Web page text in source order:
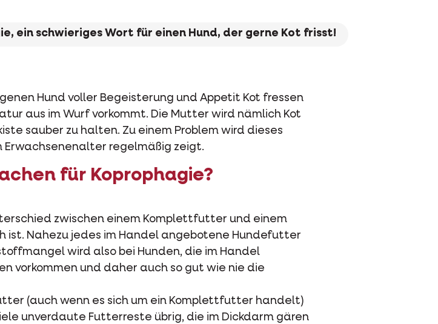
ein schwieriges Wort für einen Hund, der gerne Kot frisst!
Hund voller Begeisterung und Appetit Kot fressen
aus im Wurf vorkommt. Die Mutter wird nämlich Kot
sauber zu halten. Zu einem Problem wird dieses
Erwachsenenalter regelmäßig zeigt.
für Koprophagie?
zwischen einem Komplettfutter und einem
ist. Nahezu jedes im Handel angebotene Hundefutter
wird also bei Hunden, die im Handel
vorkommen und daher auch so gut wie nie die
(auch wenn es sich um ein Komplettfutter handelt)
unverdaute Futterreste übrig, die im Dickdarm gären